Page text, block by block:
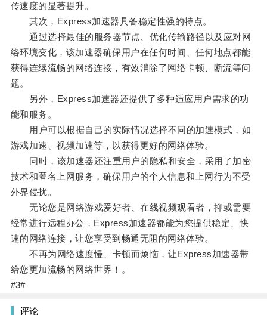
传速度的显著提升。
其次，Express加速器具备稳定性强的特点。
通过选择最佳的服务器节点、优化传输路径以及应对网
络环境变化，该加速器确保用户在任何时间、任何地点都能
获得连续流畅的网络连接，有效消除了网络卡顿、断流等问
题。
另外，Express加速器还提供了多种适应用户需求的功
能和服务。
用户可以根据自己的实际情况选择不同的加速模式，如
游戏加速、视频加速等，以获得更好的网络体验。
同时，该加速器还注重用户的隐私和安全，采用了加密
技术和匿名上网服务，确保用户的个人信息和上网行为不受
外界侵扰。
无论您是网络游戏爱好者、在线视频观看者，抑或需要
经常进行远程办公，Express加速器都能为您提供稳定、快
速的网络连接，让您享受到畅通无阻的网络体验。
不再为网络速度慢、卡顿而烦恼，让Express加速器带
给您更加流畅的网络世界！。
#3#
评论